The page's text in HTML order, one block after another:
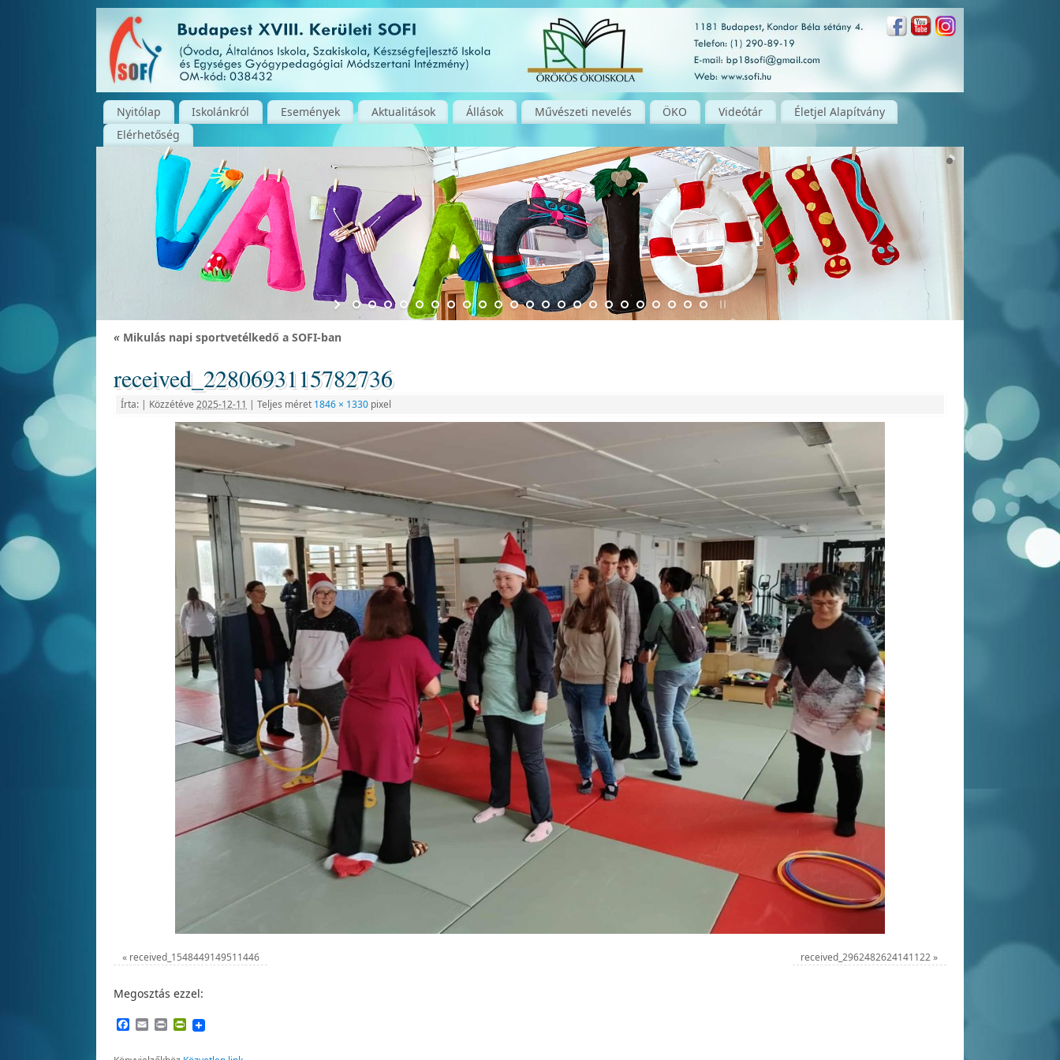
Nyitólap Iskolánkról Események Aktualitások Állások Művészeti nevelés ÖKO Videótár
Életjel Alapítvány
Elérhetőség
« Mikulás napi sportvetélkedő a SOFI-ban
received_2280693115782736
Írta: | Közzétéve 2025-12-11 | Teljes méret 1846 × 1330 pixel
« received_1548449149511446 received_2962482624141122»
Megosztás ezzel:
Facebook
EmailPrintPrintFriendly